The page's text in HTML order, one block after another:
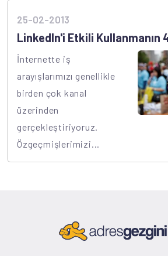
25-02-2013
LinkedIn'i Etkili Kullanmanın
İnternette iş
arayışlarımızı genellikle
birden çok kanal
üzerinden
gerçekleştiriyoruz.
Özgeçmişlerimizi...